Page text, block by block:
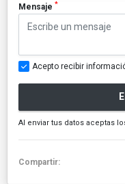
Mensaje *
Acepto recibir
Al enviar tus datos aceptas
Compartir: